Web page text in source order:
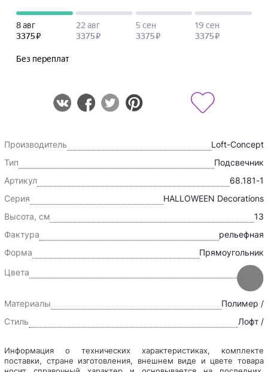
Производитель
Loft-Concept
Тип
Подсвечник
Артикул
68.181-1
Серия
HALLOWEEN Decorations
Высота, см
13
Фактура
рельефная
Форма
Прямоугольник
Цвета
Материалы
Полимер /
Стиль
Лофт /
Информация о технических характеристиках, комплекте
поставки, стране изготовления, внешнем виде и цвете товара